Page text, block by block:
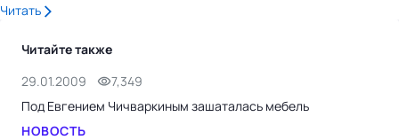
Читать
Читайте также
29.01.2009
7,349
Под Евгением Чичваркиным зашаталась мебель
НОВОСТЬ